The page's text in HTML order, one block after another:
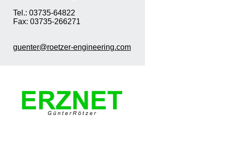
Tel.: 03735-64822
Fax: 03735-266271
guenter@roetzer-engineering.com